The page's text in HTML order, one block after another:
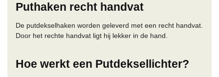
Puthaken recht handvat
De putdekselhaken worden geleverd met een recht handvat.
Door het rechte handvat ligt hij lekker in de hand.
Hoe werkt een Putdeksellichter?